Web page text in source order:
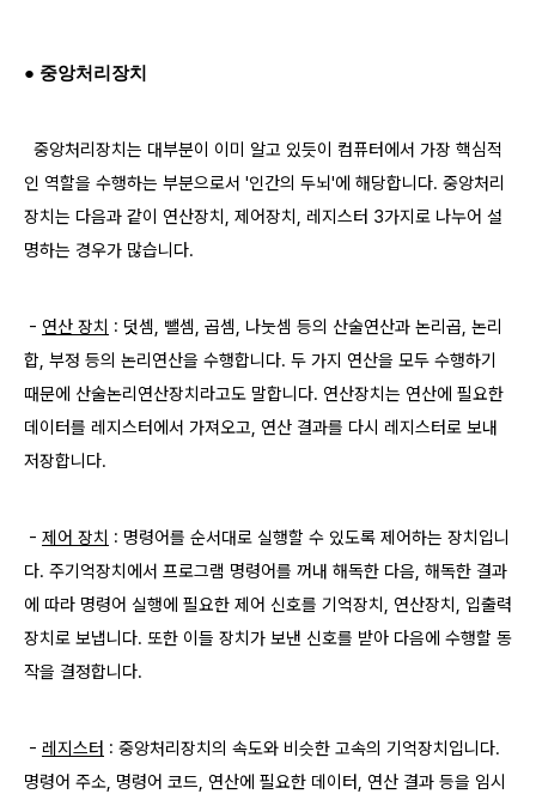
● 중앙처리장치
중앙처리장치는 대부분이 이미 알고 있듯이 컴퓨터에서 가장 핵심적
인 역할을 수행하는 부분으로서 '인간의 두뇌'에 해당합니다. 중앙처리
장치는 다음과 같이 연산장치, 제어장치, 레지스터 3가지로 나누어 설
명하는 경우가 많습니다.
- 연산 장치 : 덧셈, 뺄셈, 곱셈, 나눗셈 등의 산술연산과 논리곱, 논리
합, 부정 등의 논리연산을 수행합니다. 두 가지 연산을 모두 수행하기
때문에 산술논리연산장치라고도 말합니다. 연산장치는 연산에 필요한
데이터를 레지스터에서 가져오고, 연산 결과를 다시 레지스터로 보내
저장합니다.
- 제어 장치 : 명령어를 순서대로 실행할 수 있도록 제어하는 장치입니
다. 주기억장치에서 프로그램 명령어를 꺼내 해독한 다음, 해독한 결과
에 따라 명령어 실행에 필요한 제어 신호를 기억장치, 연산장치, 입출력
장치로 보냅니다. 또한 이들 장치가 보낸 신호를 받아 다음에 수행할 동
작을 결정합니다.
​ - 레지스터 : 중앙처리장치의 속도와 비슷한 고속의 기억장치입니다.
명령어 주소, 명령어 코드, 연산에 필요한 데이터, 연산 결과 등을 임시